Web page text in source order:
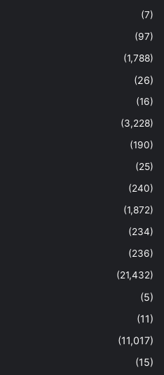
(7)
(97)
(1,788)
(26)
(16)
(3,228)
(190)
(25)
(240)
(1,872)
(234)
(236)
(21,432)
(5)
(11)
(11,017)
(15)